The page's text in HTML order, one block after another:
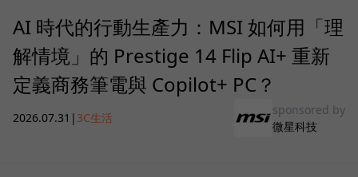
AI 時代的行動生產力：MSI 如何用「理
解情境」的 Prestige 14 Flip AI+ 重新
定義商務筆電與 Copilot+ PC？
2026.07.31 | 3C生活
sponsored by
微星科技